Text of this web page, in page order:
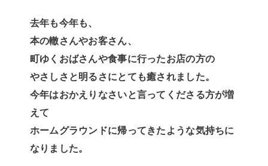
去年も今年も、
本の轍さんやお客さん、
町ゆくおばさんや食事に行ったお店の方の
やさしさと明るさにとても癒されました。
今年はおかえりなさいと言ってくださる方が増
えて
ホームグラウンドに帰ってきたような気持ちに
なりました。